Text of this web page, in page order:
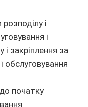
і
і
і закріплення за
обслуговування
початку